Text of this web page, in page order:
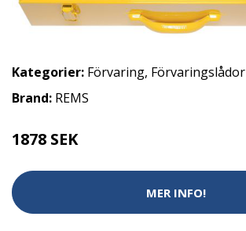
Kategorier: Förvaring, Förvaringslådor
Brand: REMS
1878 SEK
MER INFO!